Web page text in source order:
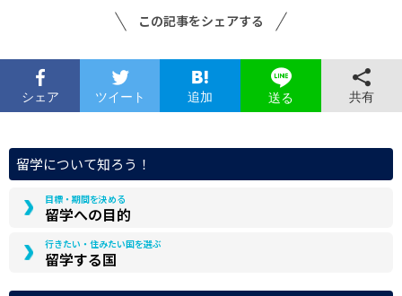
この記事をシェアする
シェア ツイート 追加 送る 共有
留学について知ろう！
目標・期間を決める
留学への目的
行きたい・住みたい国を選ぶ
留学する国